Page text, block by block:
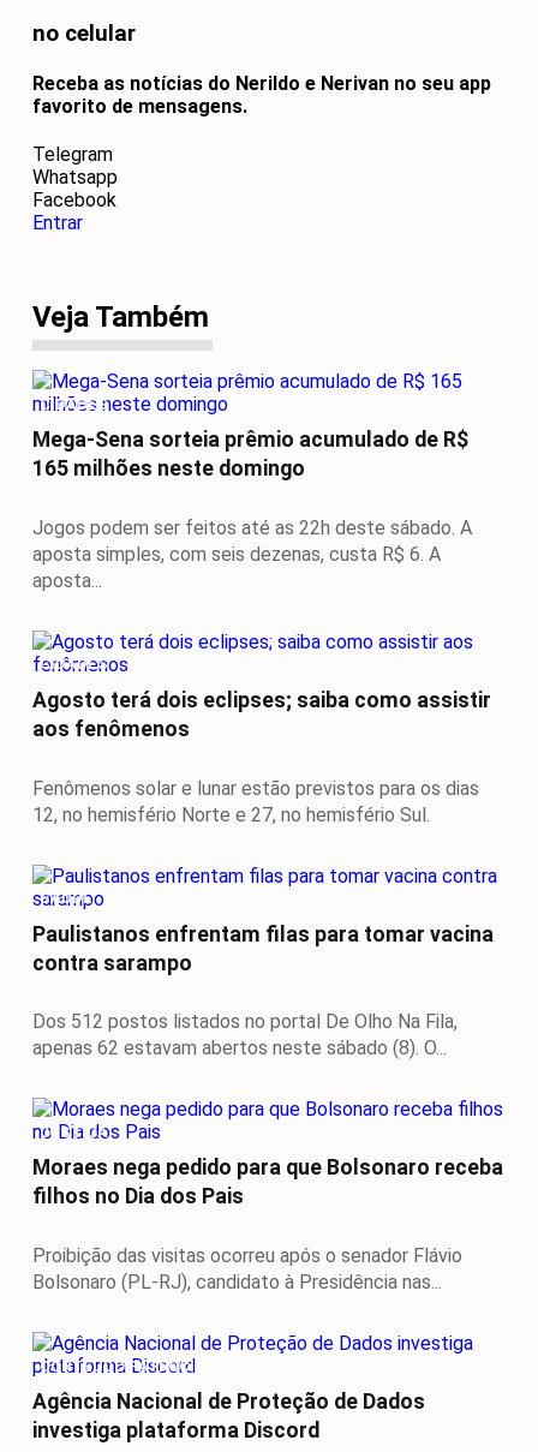
no celular
Receba as notícias do Nerildo e Nerivan no seu app
favorito de mensagens.
Telegram
Whatsapp
Facebook
Entrar
Veja Também
CIDADES
Mega-Sena sorteia prêmio acumulado de R$
165 milhões neste domingo
Jogos podem ser feitos até as 22h deste sábado. A
aposta simples, com seis dezenas, custa R$ 6. A
aposta...
CIDADES
Agosto terá dois eclipses; saiba como assistir
aos fenômenos
Fenômenos solar e lunar estão previstos para os dias
12, no hemisfério Norte e 27, no hemisfério Sul.
SAÚDE
Paulistanos enfrentam filas para tomar vacina
contra sarampo
Dos 512 postos listados no portal De Olho Na Fila,
apenas 62 estavam abertos neste sábado (8). O...
JUSTIÇA
Moraes nega pedido para que Bolsonaro receba
filhos no Dia dos Pais
Proibição das visitas ocorreu após o senador Flávio
Bolsonaro (PL-RJ), candidato à Presidência nas...
CONTEÚDO PATROCINADO
Agência Nacional de Proteção de Dados
investiga plataforma Discord